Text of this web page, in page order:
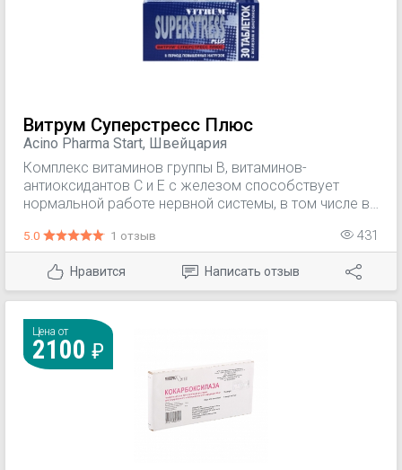
Витрум Суперстресс Плюс
Acino Pharma Start, Швейцария
Комплекс витаминов группы В, витаминов-
антиоксидантов С и Е с железом способствует
нормальной работе нервной системы, в том числе в
5.0 1 отзыв 431
Нравится Написать отзыв
Цена от
2100